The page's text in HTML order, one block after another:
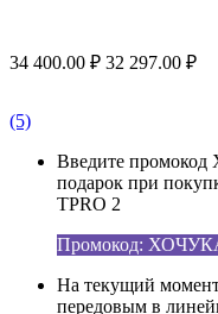
34 400.00 ₽ 32 297.00 ₽
(5)
Введите
подарок при
TPRO 2
Промокод:
На текущий момент
передовым в